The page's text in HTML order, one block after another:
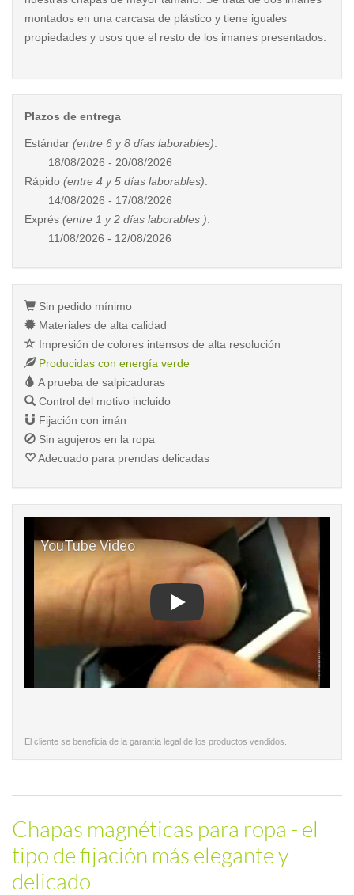
montados en una carcasa de plástico y tiene iguales
propiedades y usos que el resto de los imanes presentados.
Plazos de entrega
Estándar (entre 6 y 8 días laborables):
18/08/2026 - 20/08/2026
Rápido (entre 4 y 5 días laborables):
14/08/2026 - 17/08/2026
Exprés (entre 1 y 2 días laborables ):
11/08/2026 - 12/08/2026
Sin pedido mínimo
Materiales de alta calidad
Impresión de colores intensos de alta resolución
Producidas con energía verde
A prueba de salpicaduras
Control del motivo incluido
Fijación con imán
Sin agujeros en la ropa
Adecuado para prendas delicadas
El cliente se beneficia de la garantía legal de los productos vendidos.
Chapas magnéticas para ropa - el
tipo de fijación más elegante y
delicado